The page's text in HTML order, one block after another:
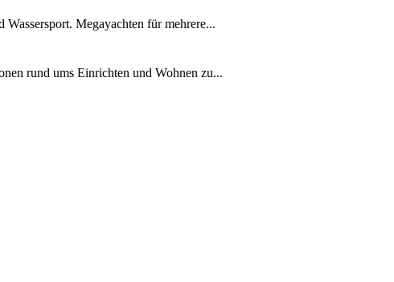
Megayachten für mehrere...
rund ums Einrichten und Wohnen zu...